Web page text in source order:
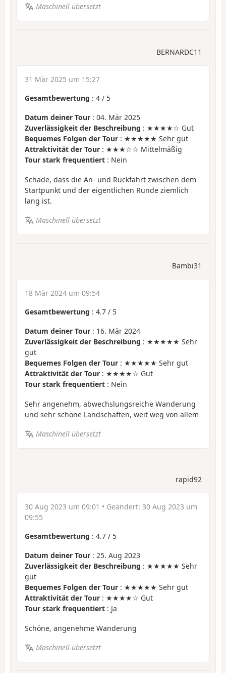
Maschinell übersetzt
BERNARDC11
31 Mär 2025 um 15:27
Gesamtbewertung : 4 / 5
Datum deiner Tour : 04. Mär 2025
Zuverlässigkeit der Beschreibung : ★★★★☆ Gut
Bequemes Folgen der Tour : ★★★★★ Sehr gut
Attraktivität der Tour : ★★★☆☆ Mittelmäßig
Tour stark frequentiert : Nein
Schade, dass die An- und Rückfahrt zwischen dem
Startpunkt und der eigentlichen Runde ziemlich
lang ist.
Maschinell übersetzt
Bambi31
18 Mär 2024 um 09:54
Gesamtbewertung : 4.7 / 5
Datum deiner Tour : 16. Mär 2024
Zuverlässigkeit der Beschreibung : ★★★★★ Sehr
gut
Bequemes Folgen der Tour : ★★★★★ Sehr gut
Attraktivität der Tour : ★★★★☆ Gut
Tour stark frequentiert : Nein
Sehr angenehm, abwechslungsreiche Wanderung
und sehr schöne Landschaften, weit weg von allem
Maschinell übersetzt
rapid92
30 Aug 2023 um 09:01 • Geändert: 30 Aug 2023 um
09:55
Gesamtbewertung : 4.7 / 5
Datum deiner Tour : 25. Aug 2023
Zuverlässigkeit der Beschreibung : ★★★★★ Sehr
gut
Bequemes Folgen der Tour : ★★★★★ Sehr gut
Attraktivität der Tour : ★★★★☆ Gut
Tour stark frequentiert : Ja
Schöne, angenehme Wanderung
Maschinell übersetzt